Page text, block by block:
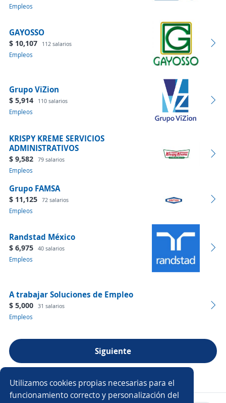
Utilizamos cookies propias necesarias para el
funcionamiento correcto y personalización del
Empleos
GAYOSSO
$ 10,107 112 salarios
Empleos
Grupo ViZion
$ 5,914 110 salarios
Empleos
KRISPY KREME SERVICIOS
ADMINISTRATIVOS
$ 9,582 79 salarios
Empleos
Grupo FAMSA
$ 11,125 72 salarios
Empleos
Randstad México
$ 6,975 40 salarios
Empleos
A trabajar Soluciones de Empleo
$ 5,000 31 salarios
Empleos
Siguiente
Ver más empresas